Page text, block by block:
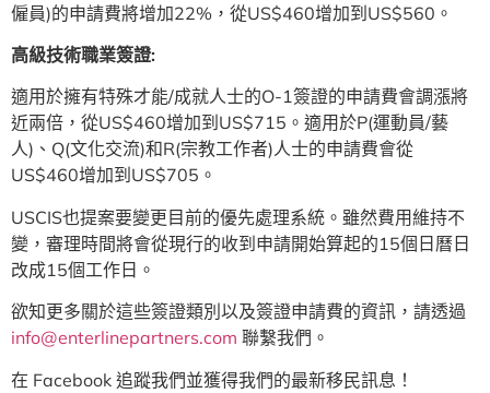
僱員)的申請費將增加22%，從US$460增加到US$560。
高級技術職業簽證:
適用於擁有特殊才能/成就人士的O-1簽證的申請費會調漲將
近兩倍，從US$460增加到US$715。適用於P(運動員/藝
人)、Q(文化交流)和R(宗教工作者)人士的申請費會從
US$460增加到US$705。
USCIS也提案要變更目前的優先處理系統。雖然費用維持不
變，審理時間將會從現行的收到申請開始算起的15個日曆日
改成15個工作日。
欲知更多關於這些簽證類別以及簽證申請費的資訊，請透過
info@enterlinepartners.com 聯繫我們。
在 Facebook 追蹤我們並獲得我們的最新移民訊息！